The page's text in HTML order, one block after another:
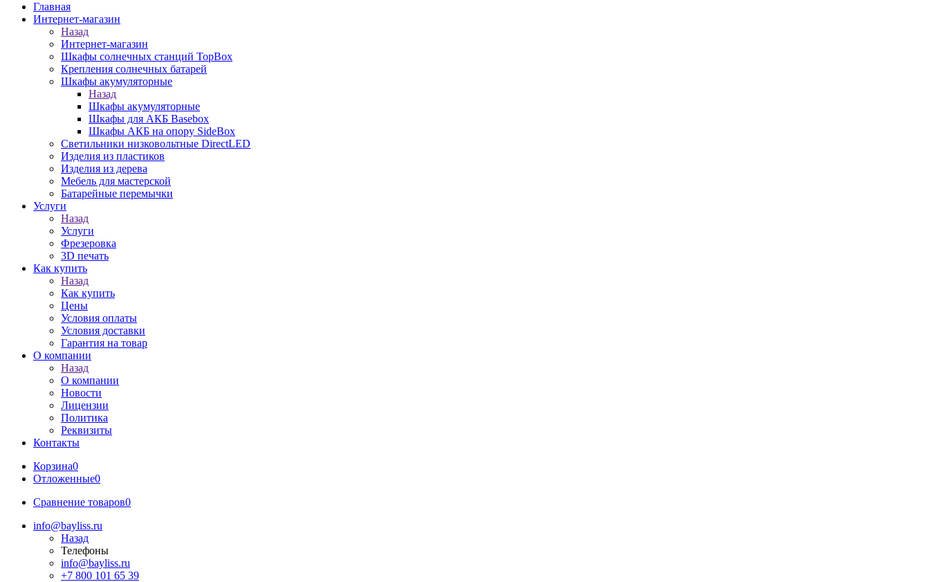
Главная
Интернет-магазин
Назад
Интернет-магазин
Шкафы солнечных станций TopBox
Крепления солнечных батарей
Шкафы акумуляторные
Назад
Шкафы акумуляторные
Шкафы для АКБ Basebox
Шкафы АКБ на опору SideBox
Светильники низковольтные DirectLED
Изделия из пластиков
Изделия из дерева
Мебель для мастерской
Батарейные перемычки
Услуги
Назад
Услуги
Фрезеровка
3D печать
Как купить
Назад
Как купить
Цены
Условия оплаты
Условия доставки
Гарантия на товар
О компании
Назад
О компании
Новости
Лицензии
Политика
Реквизиты
Контакты
Корзина0
Отложенные0
Сравнение товаров0
info@bayliss.ru
Назад
Телефоны
info@bayliss.ru
+7 800 101 65 39